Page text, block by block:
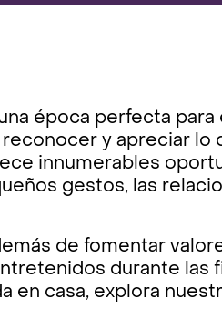
época perfecta
y apreciar lo
innumerables
gestos, las
de fomentar
durante las
en casa, explora